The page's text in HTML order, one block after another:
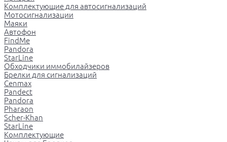
Комплектующие для автосигнализаций
Мотосигнализации
Маяки
Автофон
FindMe
Pandora
StarLine
Обходчики иммобилайзеров
Брелки для сигнализаций
Cenmax
Pandect
Pandora
Pharaon
Scher-Khan
StarLine
Комплектующие